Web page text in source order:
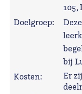
105,
Doelgroep:
bij
Kosten:
Er